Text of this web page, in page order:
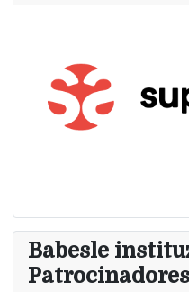
Babesle